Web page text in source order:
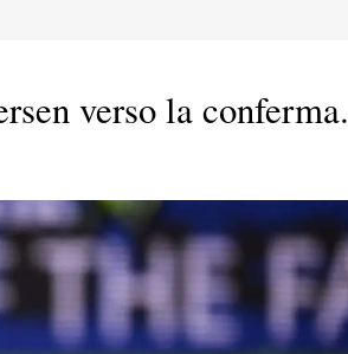
verso la conferma.